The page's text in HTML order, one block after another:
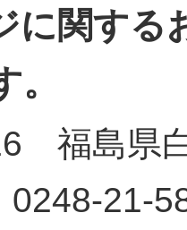
に関する
。
福島県
0248-21-